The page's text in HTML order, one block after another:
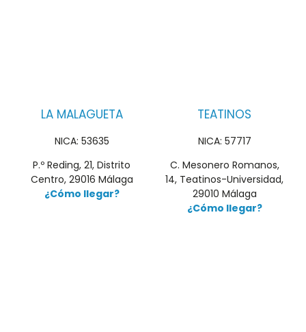
LA MALAGUETA
NICA: 53635
P.º Reding, 21, Distrito
Centro, 29016 Málaga
¿Cómo llegar?
TEATINOS
NICA: 57717
C. Mesonero Romanos,
14, Teatinos-Universidad,
29010 Málaga
¿Cómo llegar?